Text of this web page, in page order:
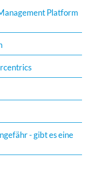
Platform
- gibt es eine